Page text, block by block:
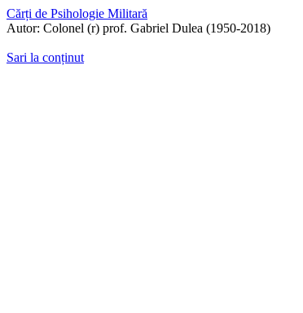
Cărți de Psihologie Militară
Autor: Colonel (r) prof. Gabriel Dulea (1950-2018)
Sari la conținut